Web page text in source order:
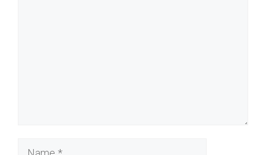
Name